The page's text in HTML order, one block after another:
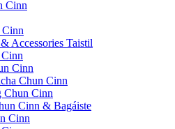
Cinn
Cinn
Accessories Taistil
Cinn
Chun Cinn
Chun Cinn
Cinn & Bagáiste
Cinn